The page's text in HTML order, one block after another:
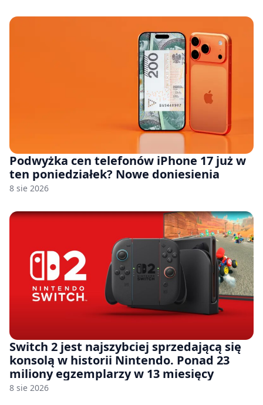
Podwyżka cen telefonów iPhone 17 już w
ten poniedziałek? Nowe doniesienia
8 sie 2026
Switch 2 jest najszybciej sprzedającą się
konsolą w historii Nintendo. Ponad 23
miliony egzemplarzy w 13 miesięcy
8 sie 2026